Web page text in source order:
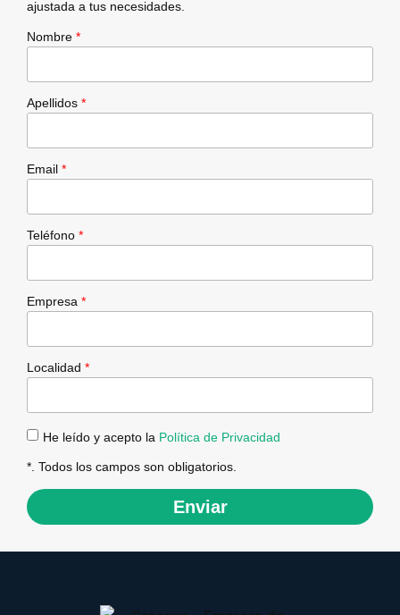
ajustada a tus necesidades.
Nombre *
Apellidos *
Email *
Teléfono *
Empresa *
Localidad *
He leído y acepto la Política de Privacidad
*. Todos los campos son obligatorios.
Enviar